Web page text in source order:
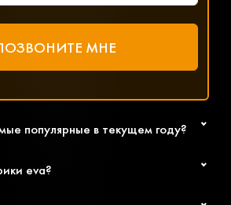
популярные в текущем году?
eva?